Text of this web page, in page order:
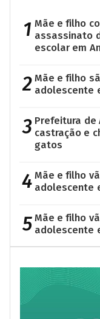
1 Mãe e filho
assassinato
escolar em
2 Mãe e filho
adolescente
3 Prefeitura de
castração e
gatos
4 Mãe e filho
adolescente
5 Mãe e filho
adolescente